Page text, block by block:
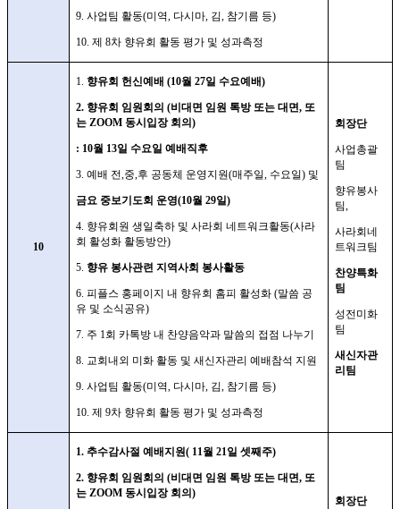
9. 사업팀 활동(미역, 다시마, 김, 참기름 등)
10. 제 8차 향유회 활동 평가 및 성과측정
10
1. 향유회 헌신예배 (10월 27일 수요예배)
2. 향유회 임원회의 (비대면 임원 톡방 또는 대면, 또
는 ZOOM 동시입장 회의 )
: 10월 13일 수요일 예배직후
3. 예배 전,중,후 공동체 운영지원(매주일, 수요일) 및
금요 중보기도회 운영(10월 29일)
4. 향유회원 생일축하 및 사라회 네트워크활동(사라
회 활성화 활동방안)
5. 향유 봉사관련 지역사회 봉사활동
6. 피플스 홍페이지 내 향유회 홈피 활성화 (말씀 공
유 및 소식공유)
7. 주 1회 카톡방 내 찬양음악과 말씀의 접점 나누기
8. 교회내외 미화 활동 및 새신자관리 예배참석 지원
9. 사업팀 활동(미역, 다시마, 김, 참기름 등)
10. 제 9차 향유회 활동 평가 및 성과측정
회장단
사업총괄
팀
향유봉사
팀,
사라회네
트워크팀
찬양특화
팀
성전미화
팀
새신자관
리팀
1. 추수감사절 예배지원( 11월 21일 셋째주)
2. 향유회 임원회의 (비대면 임원 톡방 또는 대면, 또
는 ZOOM 동시입장 회의 )
회장단